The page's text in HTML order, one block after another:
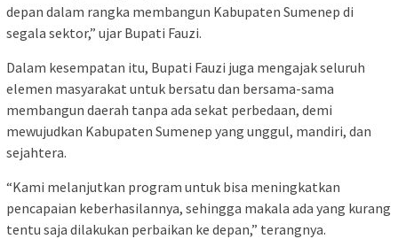
depan dalam rangka membangun Kabupaten Sumenep di
segala sektor,” ujar Bupati Fauzi.
Dalam kesempatan itu, Bupati Fauzi juga mengajak seluruh
elemen masyarakat untuk bersatu dan bersama-sama
membangun daerah tanpa ada sekat perbedaan, demi
mewujudkan Kabupaten Sumenep yang unggul, mandiri, dan
sejahtera.
“Kami melanjutkan program untuk bisa meningkatkan
pencapaian keberhasilannya, sehingga makala ada yang kurang
tentu saja dilakukan perbaikan ke depan,” terangnya.